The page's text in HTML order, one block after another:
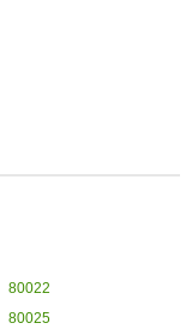
80022
80025